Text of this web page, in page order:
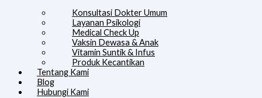
Konsultasi Dokter Umum
Layanan Psikologi
Medical Check Up
Vaksin Dewasa & Anak
Vitamin Suntik & Infus
Produk Kecantikan
Tentang Kami
Blog
Hubungi Kami